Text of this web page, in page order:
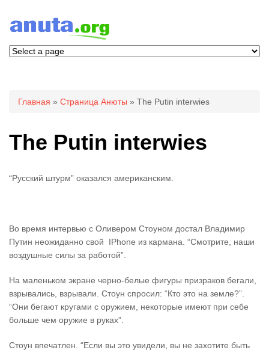
Вы здесь
Главная » Страница Анюты » The Putin interwies
The Putin interwies
“Русский штурм” оказался американским.
Во время интервью с Оливером Стоуном достал Владимир
Путин неожиданно свой IPhone из кармана. “Смотрите, наши
воздушные силы за работой”.
На маленьком экране черно-белые фигуры призраков бегали,
взрывались, взрывали. Стоун спросил: “Кто это на земле?”.
“Они бегают кругами с оружием, некоторые имеют при себе
больше чем оружие в руках”.
Стоун впечатлен. “Если вы это увидели, вы не захотите быть